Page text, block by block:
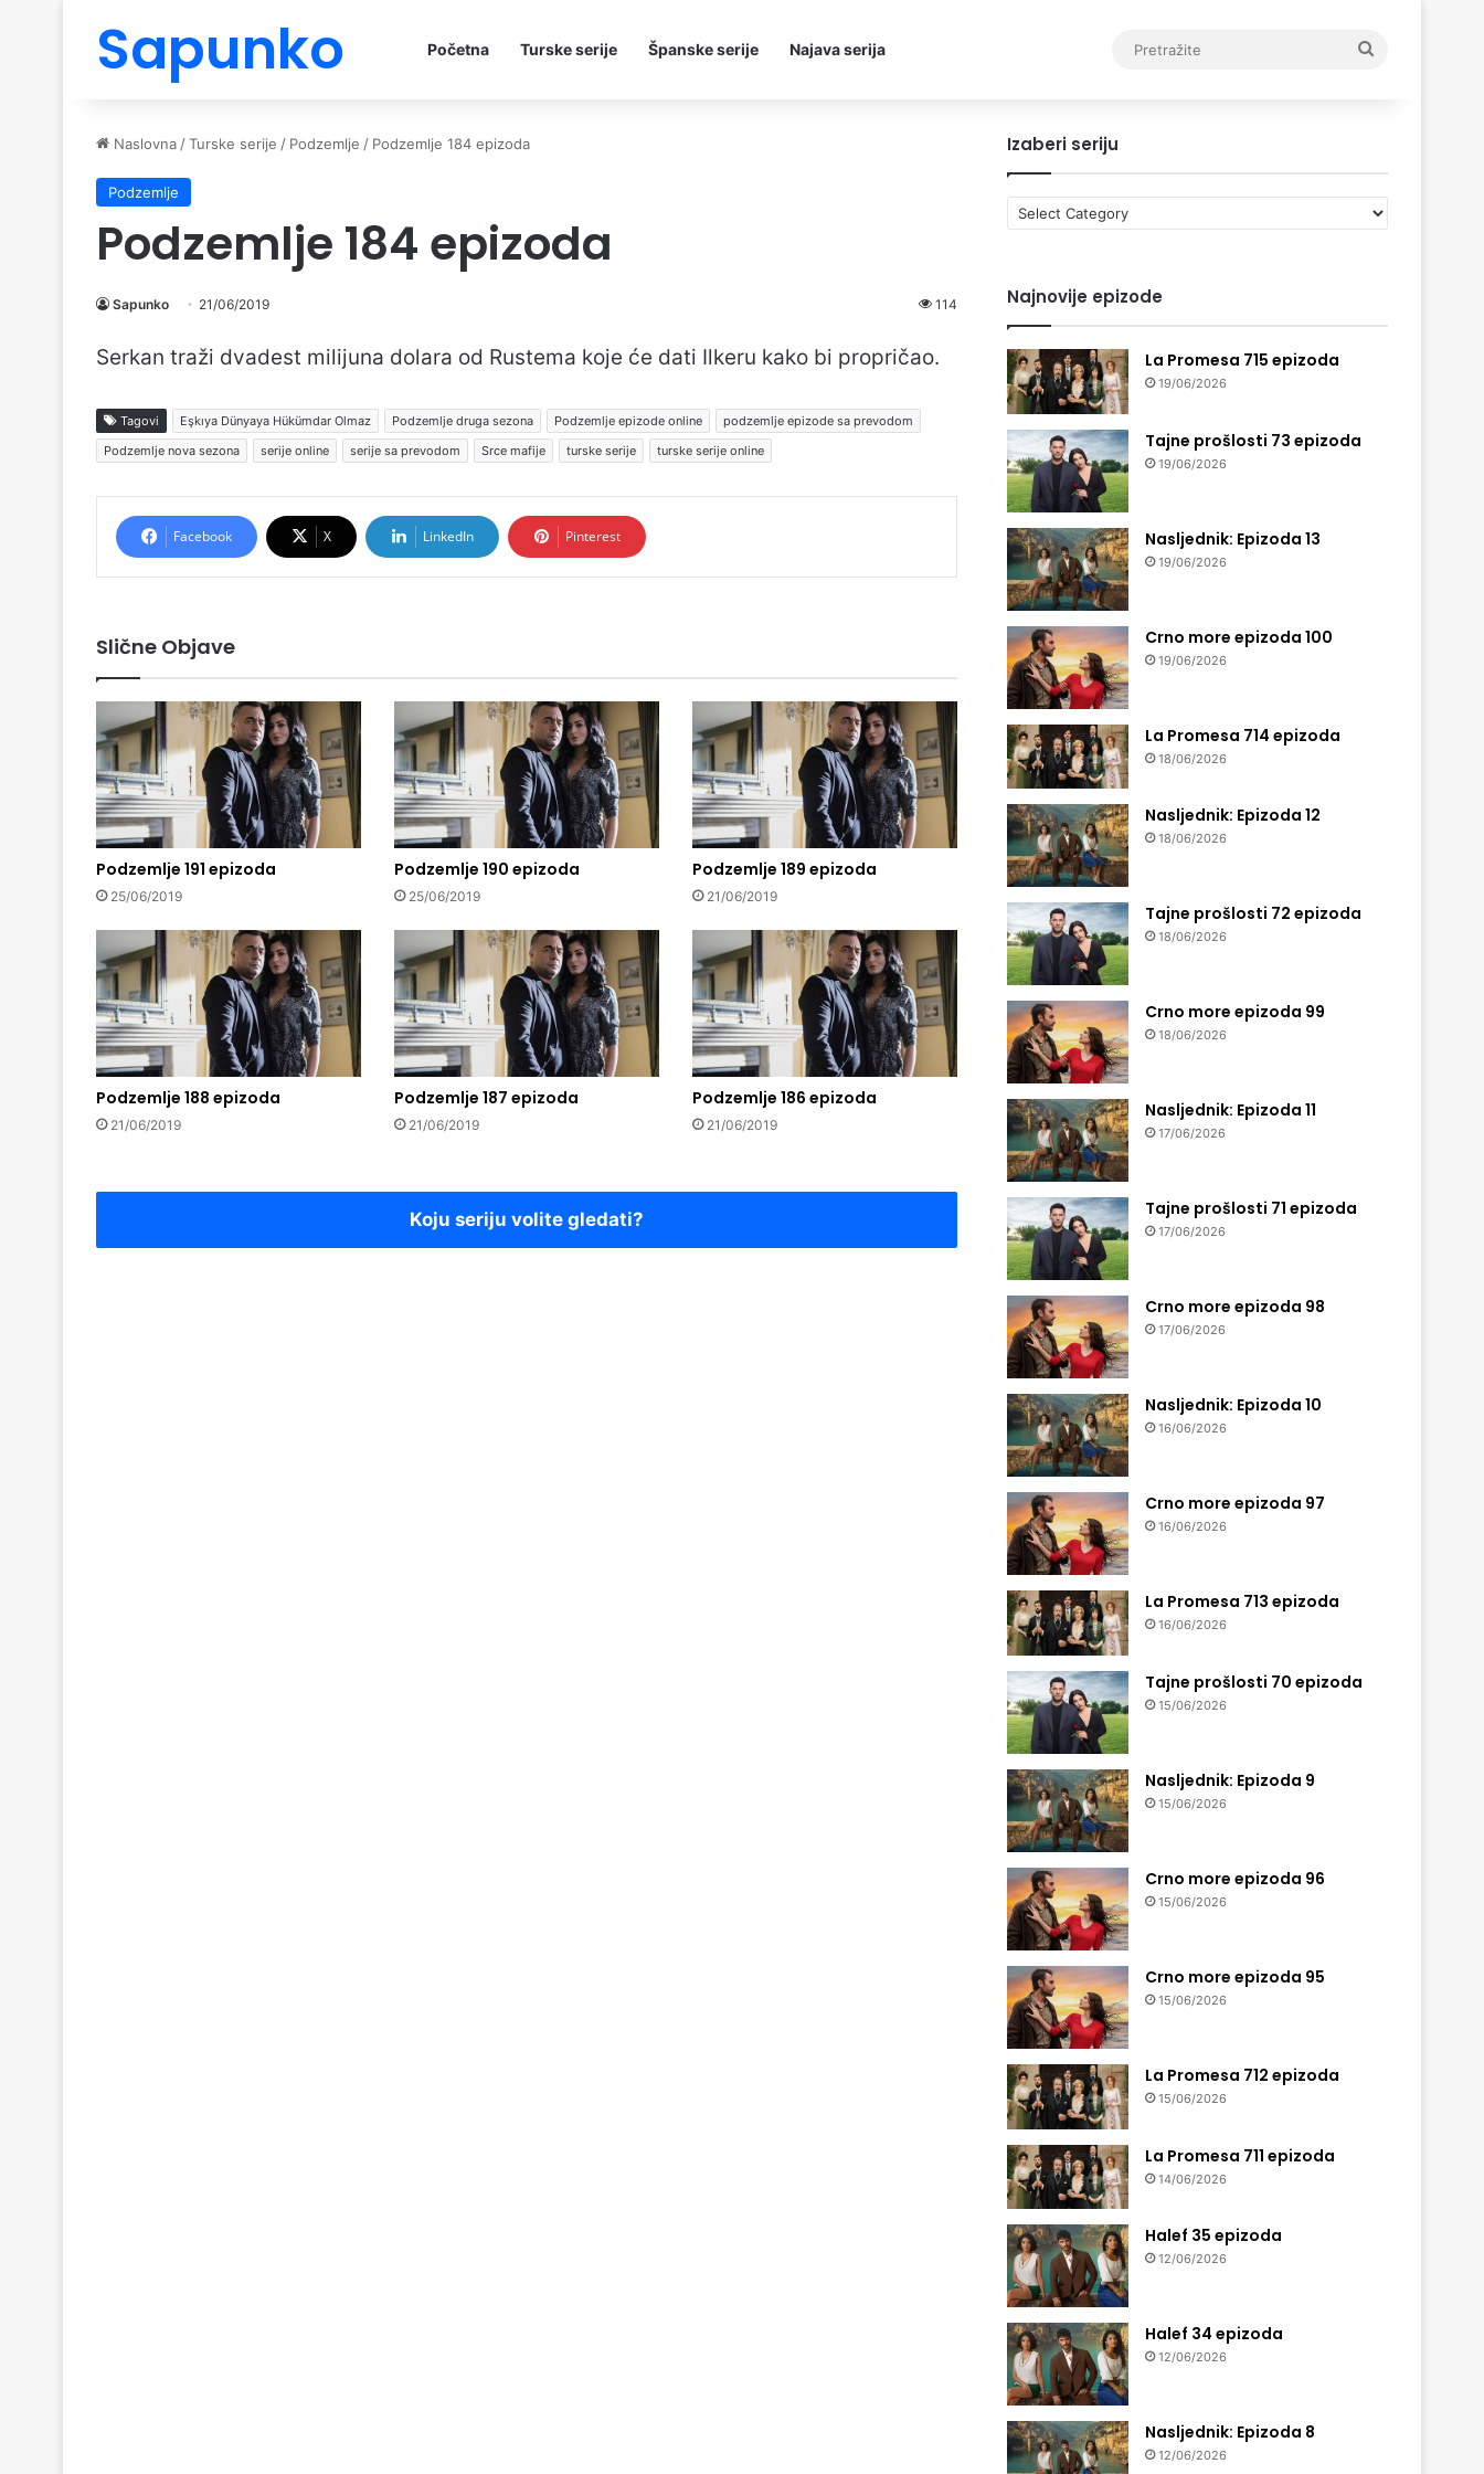
Sapunko Početna Turske serije Španske serije Najava serija
Naslovna /Turske serije / Podzemlje / Podzemlje 184 epizoda
Podzemlje
Podzemlje 184 epizoda
Sapunko 21/06/2019 114
Serkan traži dvadest milijuna dolara od Rustema koje će dati Ilkeru kako bi propričao.
Tagovi Eşkıya Dünyaya Hükümdar Olmaz Podzemlje druga sezona Podzemlje epizode online
podzemlje epizode sa prevodom
Podzemlje nova sezona
serije online serije sa prevodom Srce mafije turske serije turske serije online
Facebook X LinkedIn Pinterest
Slične Objave
Podzemlje 191 epizoda
25/06/2019
Podzemlje 190 epizoda
25/06/2019
Podzemlje 189 epizoda
21/06/2019
Podzemlje 188 epizoda
21/06/2019
Podzemlje 187 epizoda
21/06/2019
Podzemlje 186 epizoda
21/06/2019
Koju seriju volite gledati?
Izaberi seriju
Izaberi
seriju
Najnovije epizode
La Promesa 715 epizoda
19/06/2026
Tajne prošlosti 73 epizoda
19/06/2026
Nasljednik: Epizoda 13
19/06/2026
Crno more epizoda 100
19/06/2026
La Promesa 714 epizoda
18/06/2026
Nasljednik: Epizoda 12
18/06/2026
Tajne prošlosti 72 epizoda
18/06/2026
Crno more epizoda 99
18/06/2026
Nasljednik: Epizoda 11
17/06/2026
Tajne prošlosti 71 epizoda
17/06/2026
Crno more epizoda 98
17/06/2026
Nasljednik: Epizoda 10
16/06/2026
Crno more epizoda 97
16/06/2026
La Promesa 713 epizoda
16/06/2026
Tajne prošlosti 70 epizoda
15/06/2026
Nasljednik: Epizoda 9
15/06/2026
Crno more epizoda 96
15/06/2026
Crno more epizoda 95
15/06/2026
La Promesa 712 epizoda
15/06/2026
La Promesa 711 epizoda
14/06/2026
Halef 35 epizoda
12/06/2026
Halef 34 epizoda
12/06/2026
Nasljednik: Epizoda 8
12/06/2026